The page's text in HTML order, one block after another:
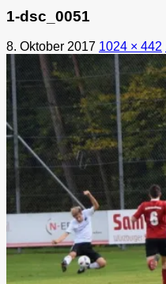
1-dsc_0051
8. Oktober 2017 1024 × 442